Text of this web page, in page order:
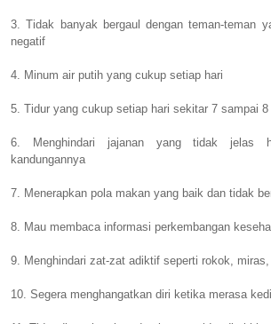
3. Tidak banyak bergaul dengan teman-teman
negatif
4. Minum air putih yang cukup setiap hari
5. Tidur yang cukup setiap hari sekitar 7 sampai 8
6. Menghindari jajanan yang tidak jelas
kandungannya
7. Menerapkan pola makan yang baik dan tidak
8. Mau membaca informasi perkembangan
9. Menghindari zat-zat adiktif seperti rokok,
10. Segera menghangatkan diri ketika merasa